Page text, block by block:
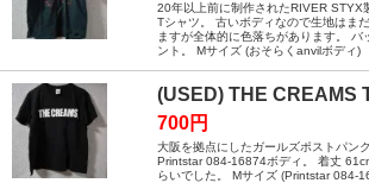
20年以上前に制作されたRIVER STYX
Tシャツ。 古いボディなので生地はま
ますが全体的に色落ちがあります。 バ
ント。 Mサイズ (おそらくanvilボディ)
(USED) THE CREAMS
700円
大阪を拠点にしたガールズポストパン
Printstar 084-16874ボディ。 着丈
らいでした。 Mサイズ (Printstar 084-